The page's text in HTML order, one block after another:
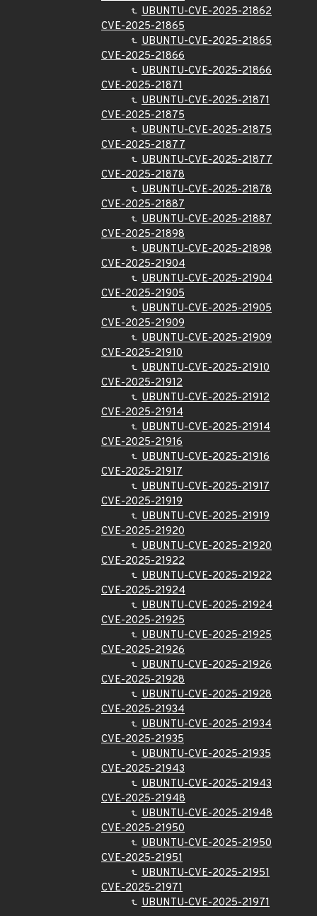
UBUNTU-CVE-2025-21862
CVE-2025-21865
UBUNTU-CVE-2025-21865
CVE-2025-21866
UBUNTU-CVE-2025-21866
CVE-2025-21871
UBUNTU-CVE-2025-21871
CVE-2025-21875
UBUNTU-CVE-2025-21875
CVE-2025-21877
UBUNTU-CVE-2025-21877
CVE-2025-21878
UBUNTU-CVE-2025-21878
CVE-2025-21887
UBUNTU-CVE-2025-21887
CVE-2025-21898
UBUNTU-CVE-2025-21898
CVE-2025-21904
UBUNTU-CVE-2025-21904
CVE-2025-21905
UBUNTU-CVE-2025-21905
CVE-2025-21909
UBUNTU-CVE-2025-21909
CVE-2025-21910
UBUNTU-CVE-2025-21910
CVE-2025-21912
UBUNTU-CVE-2025-21912
CVE-2025-21914
UBUNTU-CVE-2025-21914
CVE-2025-21916
UBUNTU-CVE-2025-21916
CVE-2025-21917
UBUNTU-CVE-2025-21917
CVE-2025-21919
UBUNTU-CVE-2025-21919
CVE-2025-21920
UBUNTU-CVE-2025-21920
CVE-2025-21922
UBUNTU-CVE-2025-21922
CVE-2025-21924
UBUNTU-CVE-2025-21924
CVE-2025-21925
UBUNTU-CVE-2025-21925
CVE-2025-21926
UBUNTU-CVE-2025-21926
CVE-2025-21928
UBUNTU-CVE-2025-21928
CVE-2025-21934
UBUNTU-CVE-2025-21934
CVE-2025-21935
UBUNTU-CVE-2025-21935
CVE-2025-21943
UBUNTU-CVE-2025-21943
CVE-2025-21948
UBUNTU-CVE-2025-21948
CVE-2025-21950
UBUNTU-CVE-2025-21950
CVE-2025-21951
UBUNTU-CVE-2025-21951
CVE-2025-21971
UBUNTU-CVE-2025-21971